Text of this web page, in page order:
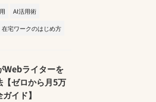
AI活用術
在宅ワークのはじめ方
Webライターを
【ゼロから月5万
イド】